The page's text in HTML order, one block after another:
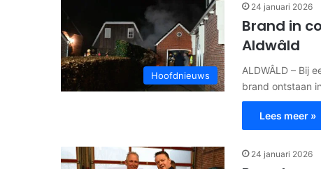
Hoofdnieuws
24 januari 2026
Brand in
Aldwâld
ALDWÂLD – Bij
brand ontstaan
Lees meer »
24 januari 2026